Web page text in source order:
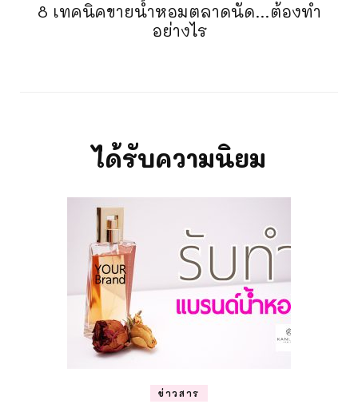
8 เทคนิคขายน้ำหอมตลาดนัด…ต้องทำ
อย่างไร
ได้รับความนิยม
ข่าวสาร